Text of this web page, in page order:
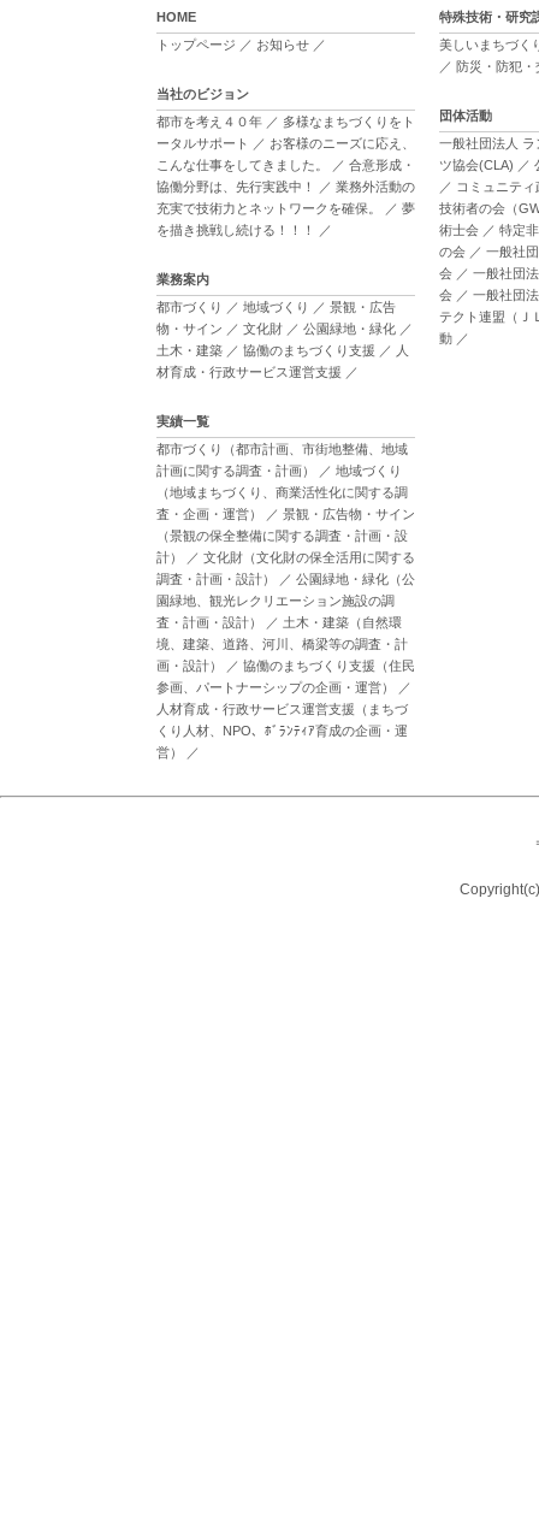
HOME
トップページ ／ お知らせ ／
当社のビジョン
都市を考え４０年 ／ 多様なまちづくりをト
ータルサポート
／ お客様のニーズに応え、
こんな仕事をしてきました。
／ 合意形成・
協働分野は、先行実践中！
／ 業務外活動の
充実で技術力とネットワークを確保。
／ 夢
を描き挑戦し続ける！！！
／
業務案内
都市づくり
／ 地域づくり ／ 景観・広告
物・サイン ／ 文化財 ／ 公園緑地・緑化 ／
土木・建築 ／ 協働のまちづくり支援 ／
人
材育成・行政サービス運営支援 ／
実績一覧
都市づくり（都市計画、市街地整備、地域
計画に関する調査・計画）
／ 地域づくり
（地域まちづくり、商業活性化に関する調
査・企画・運営）
／ 景観・広告物・サイン
（景観の保全整備に関する調査・計画・設
計）
／ 文化財（文化財の保全活用に関する
調査・計画・設計）
／ 公園緑地・緑化（公
園緑地、観光レクリエーション施設の調
査・計画・設計）
／ 土木・建築（自然環
境、建築、道路、河川、橋梁等の調査・計
画・設計）
／ 協働のまちづくり支援（住民
参画、パートナーシップの企画・運営）
／
人材育成・行政サービス運営支援（まちづ
くり人材、NPO、ﾎﾞﾗﾝﾃｨｱ育成の企画・運
営）
／
特殊技術・研究
美しいまちづく
／ 防災・防犯・
団体活動
一般社団法人
ツ協会(CLA) ／
／ コミュニテ
技術者の会（
術士会 ／ 特定
の会 ／ 一般社
会 ／ 一般社団
会 ／ 一般社団
テクト連盟（Ｊ
動 ／